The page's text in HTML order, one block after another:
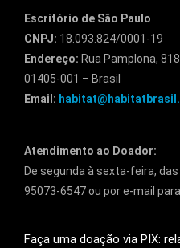
Escritório de São Paulo
CNPJ: 18.093.824/0001-19
Endereço: Rua Pamplona,
01405-001 – Brasil
Email:
Atendimento ao Doador:
De segunda à sexta-feira,
95073-6547 ou por e-mail para
Faça uma doação via PIX: